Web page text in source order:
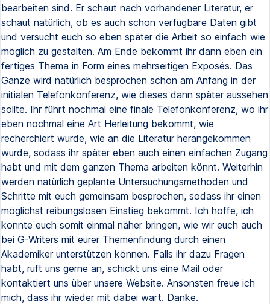
bearbeiten sind. Er schaut nach vorhandener Literatur, er
schaut natürlich, ob es auch schon verfügbare Daten gibt
und versucht euch so eben später die Arbeit so einfach wie
möglich zu gestalten. Am Ende bekommt ihr dann eben ein
fertiges Thema in Form eines mehrseitigen Exposés. Das
Ganze wird natürlich besprochen schon am Anfang in der
initialen Telefonkonferenz, wie dieses dann später aussehen
sollte. Ihr führt nochmal eine finale Telefonkonferenz, wo ihr
eben nochmal eine Art Herleitung bekommt, wie
recherchiert wurde, wie an die Literatur herangekommen
wurde, sodass ihr später eben auch einen einfachen Zugang
habt und mit dem ganzen Thema arbeiten könnt. Weiterhin
werden natürlich geplante Untersuchungsmethoden und
Schritte mit euch gemeinsam besprochen, sodass ihr einen
möglichst reibungslosen Einstieg bekommt. Ich hoffe, ich
konnte euch somit einmal näher bringen, wie wir euch auch
bei G-Writers mit eurer Themenfindung durch einen
Akademiker unterstützen können. Falls ihr dazu Fragen
habt, ruft uns gerne an, schickt uns eine Mail oder
kontaktiert uns über unsere Website. Ansonsten freue ich
mich, dass ihr wieder mit dabei wart. Danke.